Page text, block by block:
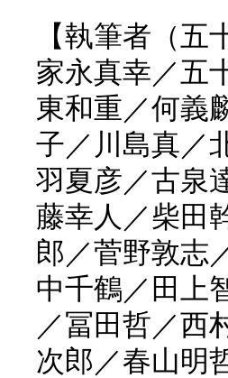
【執筆者（五
家永真幸／五
東和重／何義
子／川島真／
羽夏彦／古泉
藤幸人／柴田
郎／菅野敦志
中千鶴／田上
／冨田哲／西
次郎／春山明